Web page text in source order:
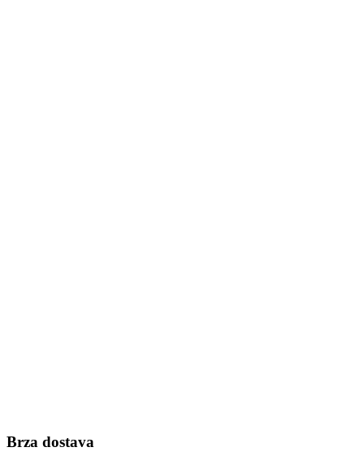
Brza dostava